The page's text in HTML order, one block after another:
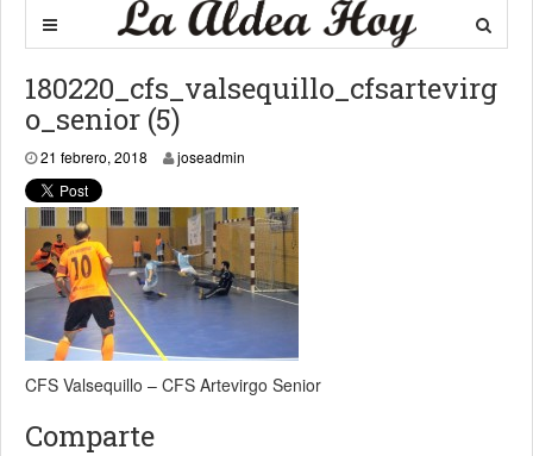
180220_cfs_valsequillo_cfsartevirg
o_senior (5)
21 febrero, 2018 21 febrero, 2018
joseadmin
CFS Valsequillo – CFS Artevirgo Senior
Comparte